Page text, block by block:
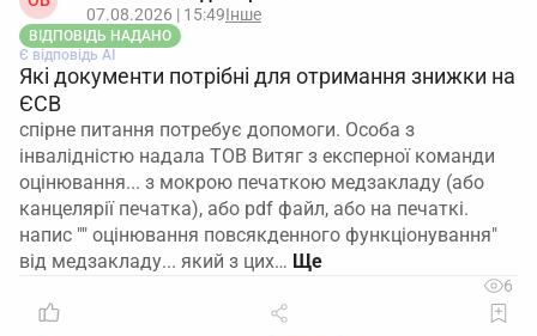
07.08.2026 | 15:49Інше
ВІДПОВІДЬ НАДАНО
Є відповідь АІ
Які документи потрібні для отримання знижки на
ЄСВ
спірне питання потребує допомоги. Особа з
інвалідністю надала ТОВ Витяг з експерної команди
оцінювання... з мокрою печаткою медзакладу (або
канцелярії печатка), або pdf файл, або на печаткі.
напис "" оцінювання повсякденного функціонування"
від медзакладу... який з цих…
6